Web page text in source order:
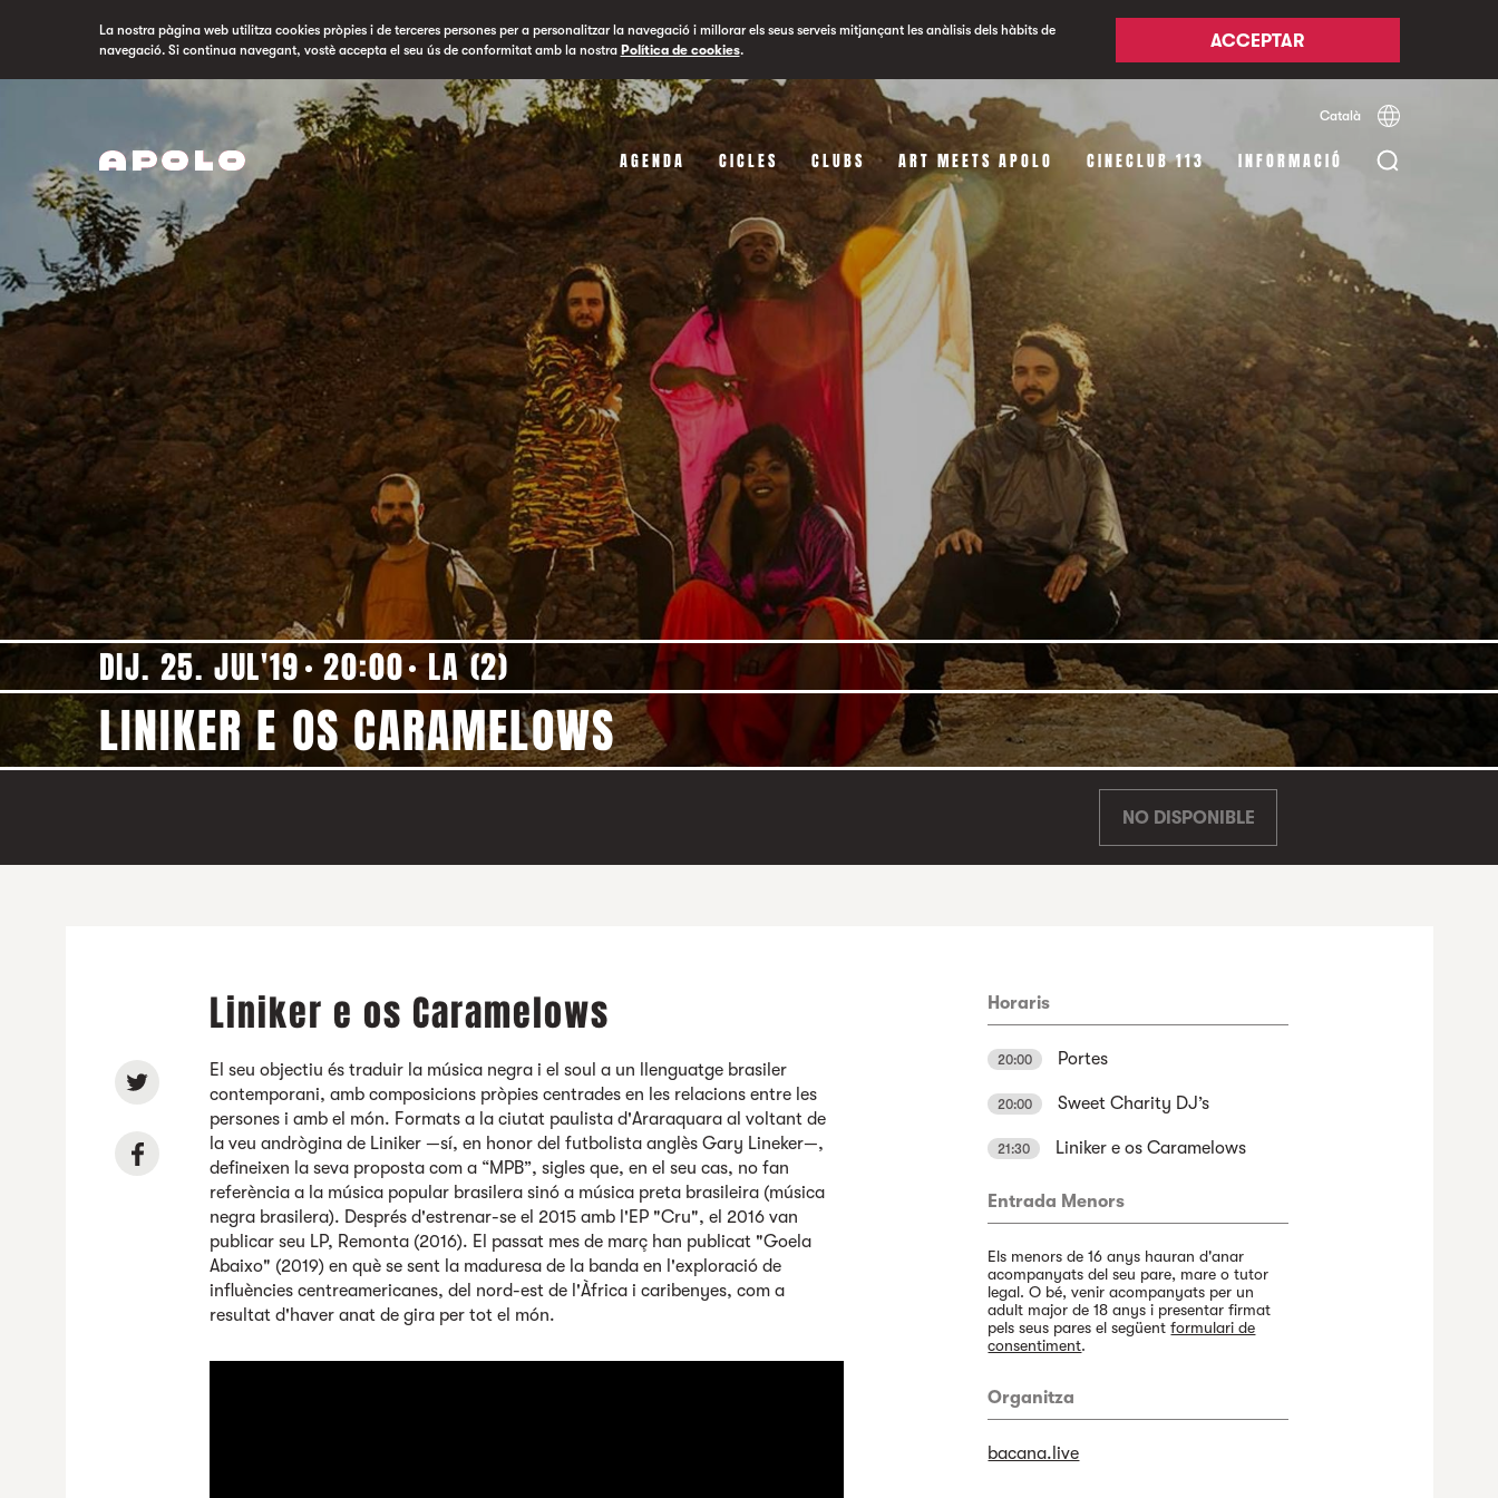
La nostra pàgina web utilitza cookies pròpies i de terceres persones per a personalitzar la navegació i millorar els seus serveis mitjançant les anàlisis dels hàbits de
navegació. Si continua navegant, vostè accepta el seu ús de conformitat amb la nostra Política de cookies. ACCEPTAR
Català Español
AGENDA CICLES CLUBS ART MEETS APOLO CINECLUB 113 INFORMACIÓ
DIJ. 25. JUL'19 20:00 LA (2)
LINIKER E OS CARAMELOWS
NO DISPONIBLE
Liniker e os Caramelows
El seu objectiu és traduir la música negra i el soul a un llenguatge brasiler
contemporani, amb composicions pròpies centrades en les relacions entre les
persones i amb el món. Formats a la ciutat paulista d'Araraquara al voltant de
la veu andrògina de Liniker —sí, en honor del futbolista anglès Gary Lineker—,
defineixen la seva proposta com a “MPB”, sigles que, en el seu cas, no fan
referència a la música popular brasilera sinó a música preta brasileira (música
negra brasilera). Després d'estrenar-se el 2015 amb l'EP "Cru", el 2016 van
publicar seu LP, Remonta (2016). El passat mes de març han publicat "Goela
Abaixo" (2019) en què se sent la maduresa de la banda en l'exploració de
influències centreamericanes, del nord-est de l'Àfrica i caribenyes, com a
resultat d'haver anat de gira per tot el món.
Horaris
20:00 Portes
20:00 Sweet Charity DJ’s
21:30 Liniker e os Caramelows
Entrada Menors
Els menors de 16 anys hauran d'anar
acompanyats del seu pare, mare o tutor
legal. O bé, venir acompanyats per un
adult major de 18 anys i presentar firmat
pels seus pares el següentformulari de
consentiment.
Organitza
bacana.live